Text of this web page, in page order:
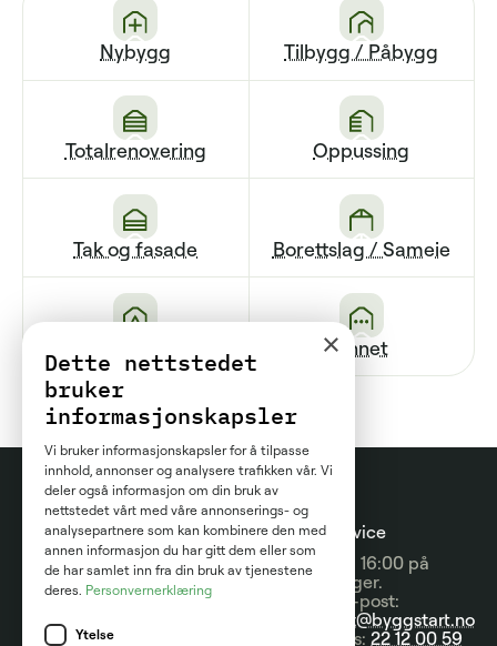
Nybygg Tilbygg / Påbygg
Totalrenovering Oppussing
Tak og fasade Borettslag / Sameie
Annet
Prosjektguider
Prisguider
Artikler
Nyheter
For
entreprenører
Om tjenesten
Kundeservice
09:00 - 16:00 på
hverdager.
Send e-post:
kontakt@byggstart.no
Ring oss: 22 12 00 59
×
Dette nettstedet
bruker
informasjonskapsler
Vi bruker informasjonskapsler for å tilpasse
innhold, annonser og analysere trafikken vår. Vi
deler også informasjon om din bruk av
nettstedet vårt med våre annonserings- og
analysepartnere som kan kombinere den med
annen informasjon du har gitt dem eller som
de har samlet inn fra din bruk av tjenestene
deres. Personvernerklæring
Ytelse